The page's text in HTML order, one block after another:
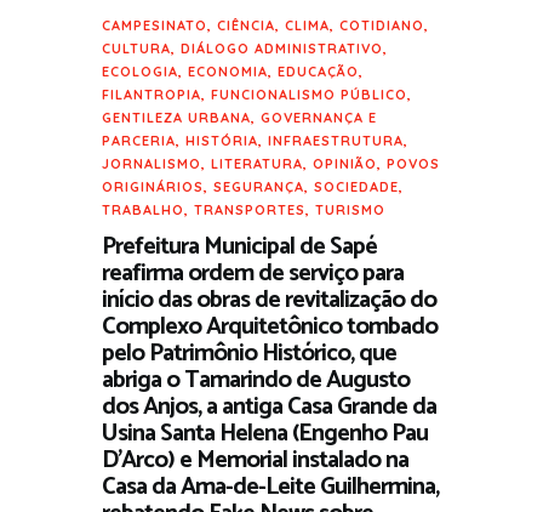
CAMPESINATO CIÊNCIA CLIMA COTIDIANO
CULTURA
DIÁLOGO ADMINISTRATIVO
ECOLOGIA
ECONOMIA EDUCAÇÃO
FILANTROPIA
FUNCIONALISMO PÚBLICO
GENTILEZA URBANA
GOVERNANÇA E
PARCERIA
HISTÓRIA INFRAESTRUTURA
JORNALISMO
LITERATURA OPINIÃO
POVOS
ORIGINÁRIOS
SEGURANÇA SOCIEDADE
TRABALHO
TRANSPORTES TURISMO
Prefeitura Municipal de Sapé
reafirma ordem de serviço para
início das obras de revitalização do
Complexo Arquitetônico tombado
pelo Patrimônio Histórico, que
abriga o Tamarindo de Augusto
dos Anjos, a antiga Casa Grande da
Usina Santa Helena (Engenho Pau
D’Arco) e Memorial instalado na
Casa da Ama-de-Leite Guilhermina,